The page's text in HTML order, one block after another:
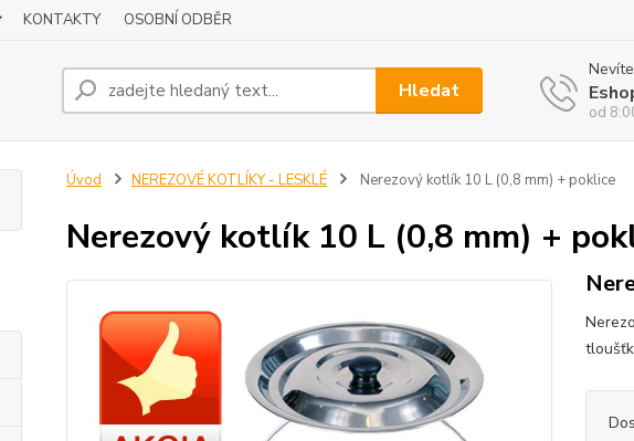
KONTAKTY OSOBNÍ ODBĚR
Hledat
od
Úvod NEREZOVÉ KOTLÍKY - LESKLÉ Nerezový kotlík 10 L (0,8 mm) + poklice
Nerezový kotlík 10 L (0,8 mm) +